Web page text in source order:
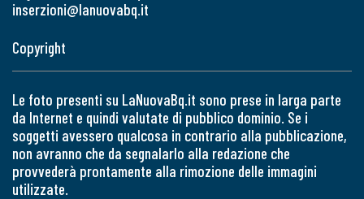
inserzioni@lanuovabq.it
Copyright
Le foto presenti su LaNuovaBq.it sono prese in larga parte
da Internet e quindi valutate di pubblico dominio. Se i
soggetti avessero qualcosa in contrario alla pubblicazione,
non avranno che da segnalarlo alla redazione che
provvederà prontamente alla rimozione delle immagini
utilizzate.